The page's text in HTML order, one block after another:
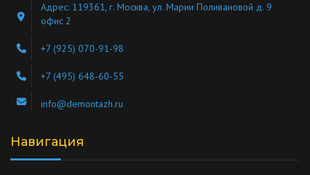
Адрес: 119361, г. Москва, ул. Марии Поливановой д. 9
офис 2
+7 (925) 070-91-98
+7 (495) 648-60-55
info@demontazh.ru
Навигация